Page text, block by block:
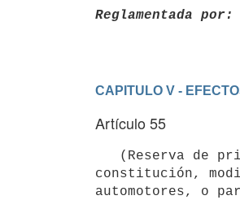
Reglamentada por:
CAPITULO V -
Artículo 55
constitución,
automotores, o